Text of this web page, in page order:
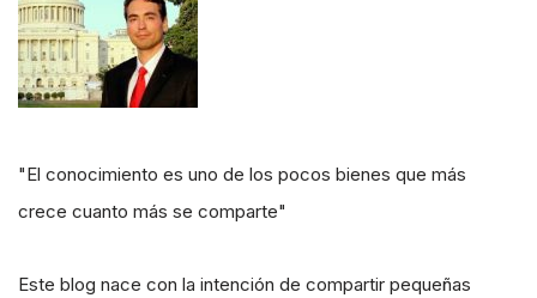
"El conocimiento es uno de los pocos bienes que más
crece cuanto más se comparte"
Este blog nace con la intención de compartir pequeñas